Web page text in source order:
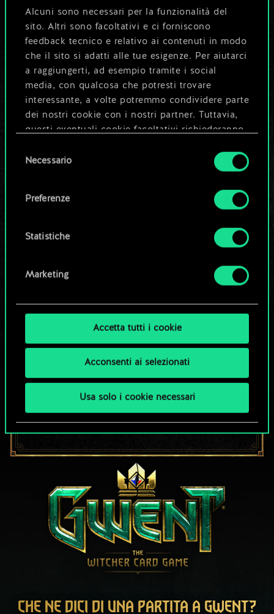
Alcuni sono necessari per la funzionalità del
sito. Altri sono facoltativi e ci forniscono
feedback tecnico e relativo ai contenuti in modo
che il sito si adatti alle tue esigenze. Per aiutarci
a raggiungerti, ad esempio tramite i social
media, con qualcosa che potresti trovare
interessante, a volte potremmo condividere parte
dei nostri cookie con i nostri partner. Tuttavia,
questi eventuali cookie facoltativi richiederanno
Tutti i dettagli su come utilizziamo i cookie e su
disponibili nel menu "Impostazioni" qui sotto.
delNecessario
Preferenze
Statistiche
Marketing
Accetta tutti i cookie
Acconsenti ai selezionati
Usa solo i cookie necessari
8 Consiglio di Isengrim
8 Castello di Stygga
5 8 Idarran di Ulivo
7 Negromanzia
4 7 Operatore
x2
4 5 x2
x2
1 5
4 4 Spadaccino elfico x2
CHE NE DICI DI UNA PARTITA A GWENT?